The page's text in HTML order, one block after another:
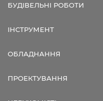
БУДІВЕЛЬНІ РОБОТИ
ІНСТРУМЕНТ
ОБЛАДНАННЯ
ПРОЕКТУВАННЯ